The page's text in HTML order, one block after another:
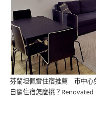
芬蘭坦佩雷住宿推薦｜市中
自駕住宿怎麼挑？